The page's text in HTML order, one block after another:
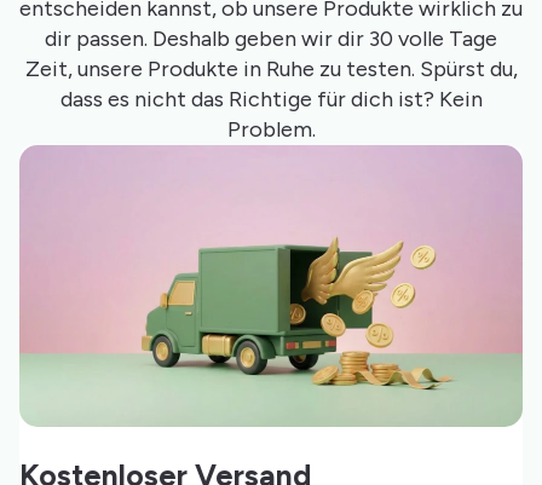
entscheiden kannst, ob unsere Produkte wirklich zu
dir passen. Deshalb geben wir dir 30 volle Tage
Zeit, unsere Produkte in Ruhe zu testen. Spürst du,
dass es nicht das Richtige für dich ist? Kein
Problem.
Kostenloser Versand